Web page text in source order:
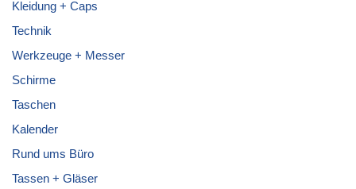
Kleidung + Caps
Technik
Werkzeuge + Messer
Schirme
Taschen
Kalender
Rund ums Büro
Tassen + Gläser